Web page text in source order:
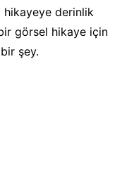
hikayeye derinlik
görsel hikaye için
şey.